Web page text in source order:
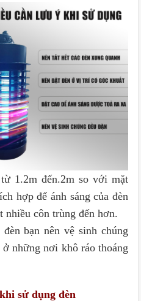
1.2m đến.2m so với mặt
hợp để ánh sáng của đèn
nhiều côn trùng đến hơn.
bạn nên vệ sinh chúng
ở những nơi khô ráo thoáng
sử dụng đèn